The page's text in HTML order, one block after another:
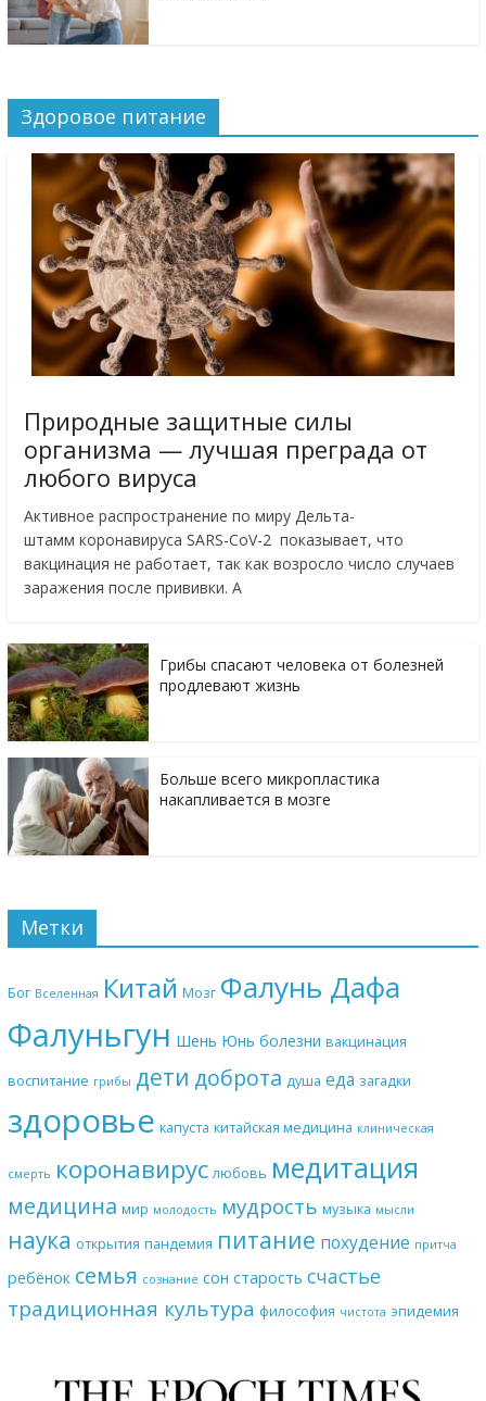
Здоровое питание
Природные защитные силы
организма — лучшая преграда от
любого вируса
Активное распространение по миру Дельта-
штамм коронавируса SARS-CoV-2 показывает, что
вакцинация не работает, так как возросло число случаев
заражения после прививки. А
Грибы спасают человека от болезней
продлевают жизнь
Больше всего микропластика
накапливается в мозге
Метки
Бог Вселенная Китай Мозг Фалунь Дафа
Фалуньгун Шень Юнь болезни вакцинация
воспитание грибы дети доброта душа еда загадки
здоровье капуста китайская медицина клиническая
смерть коронавирус любовь медитация
медицина мир молодость мудрость музыка мысли
наука открытия пандемия питание похудение притча
ребёнок семья сознание сон старость счастье
традиционная культура философия чистота эпидемия